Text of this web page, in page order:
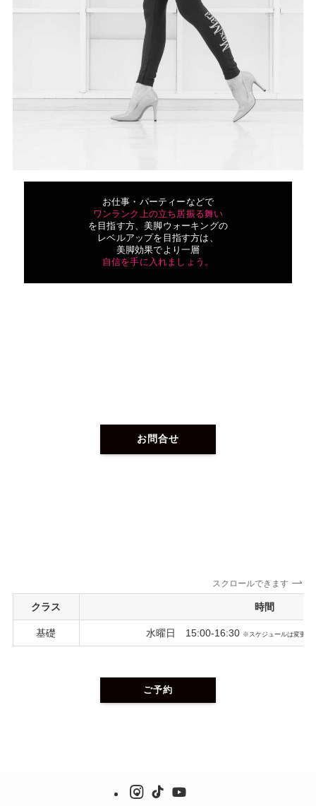
お仕事・パーティーなどで
ワンランク上の立ち居振る舞い
を目指す方、美脚ウォーキングの
レベルアップを目指す方は、
美脚効果でより一層
自信を手に入れましょう。
お問合せ
スクロールできます
クラス 時間
基礎 水曜日 15:00-16:30 ※スケジュールは変更に
ご予約